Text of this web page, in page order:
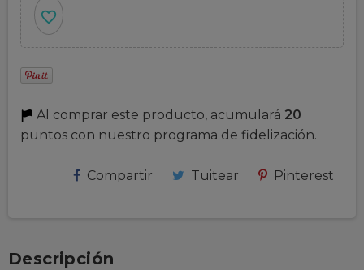
favorite_border
Al comprar este producto, acumulará 20
puntos con nuestro programa de fidelización.
Compartir Tuitear Pinterest
Descripción